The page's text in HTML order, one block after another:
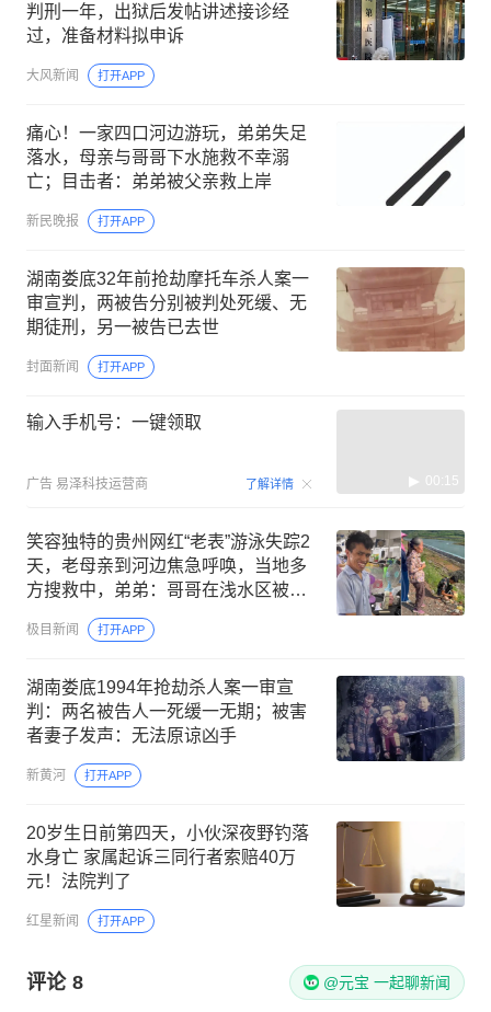
判刑一年，出狱后发帖讲述接诊经
过，准备材料拟申诉
大风新闻 打开APP
痛心！一家四口河边游玩，弟弟失足
落水，母亲与哥哥下水施救不幸溺
亡；目击者：弟弟被父亲救上岸
新民晚报 打开APP
湖南娄底32年前抢劫摩托车杀人案一
审宣判，两被告分别被判处死缓、无
期徒刑，另一被告已去世
封面新闻 打开APP
输入手机号：一键领取
广告 易泽科技运营商 了解详情 00:15
笑容独特的贵州网红“老表”游泳失踪2
天，老母亲到河边焦急呼唤，当地多
方搜救中，弟弟：哥哥在浅水区被急
流冲进深水区
极目新闻 打开APP
湖南娄底1994年抢劫杀人案一审宣
判：两名被告人一死缓一无期；被害
者妻子发声：无法原谅凶手
新黄河 打开APP
20岁生日前第四天，小伙深夜野钓落
水身亡 家属起诉三同行者索赔40万
元！法院判了
红星新闻 打开APP
评论 8 @元宝 一起聊新闻